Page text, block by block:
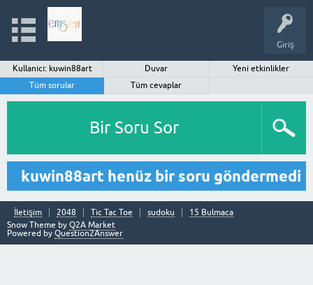
Giriş
Kullanıcı: kuwin88art Duvar
Yeni etkinlikler
Tüm sorular
Tüm cevaplar
Bir Soru Sor
kuwin88art henüz bir soru göndermedi
İletişim 2048 Tic Tac Toe sudoku
15 Bulmaca
Snow Theme by Q2A Market
Powered by Question2Answer